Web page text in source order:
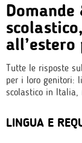
Domande
Tutte le risposte
per i loro genitori:
scolastico in Italia,
LINGUA E